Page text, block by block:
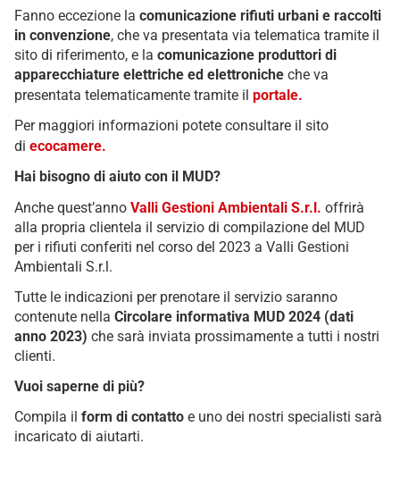
Fanno eccezione la comunicazione rifiuti urbani e raccolti
in convenzione, che va presentata via telematica tramite il
sito di riferimento, e la comunicazione produttori di
apparecchiature elettriche ed elettroniche che va
presentata telematicamente tramite il portale.
Per maggiori informazioni potete consultare il sito
di ecocamere.
Hai bisogno di aiuto con il MUD?
Anche quest’anno Valli Gestioni Ambientali S.r.l. offrirà
alla propria clientela il servizio di compilazione del MUD
per i rifiuti conferiti nel corso del 2023 a Valli Gestioni
Ambientali S.r.l.
Tutte le indicazioni per prenotare il servizio saranno
contenute nella Circolare informativa MUD 2024 (dati
anno 2023) che sarà inviata prossimamente a tutti i nostri
clienti.
Vuoi saperne di più?
Compila il form di contatto e uno dei nostri specialisti sarà
incaricato di aiutarti.